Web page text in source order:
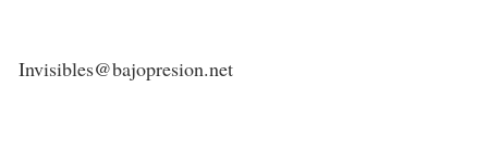
Invisibles@bajopresion.net